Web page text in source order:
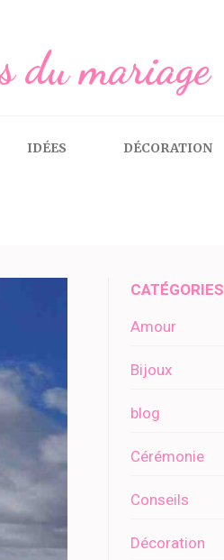
du mariage
IDÉES DÉCORATION
CATÉGORIES
Amour
Bijoux
blog
Cérémonie
Conseils
Décoration